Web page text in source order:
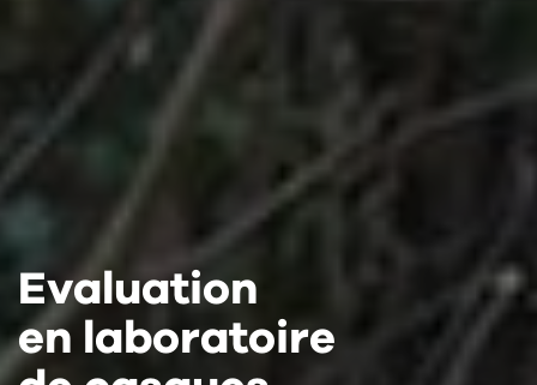
Evaluation
en laboratoire
Evaluation
en laboratoire
Evaluation
en laboratoire